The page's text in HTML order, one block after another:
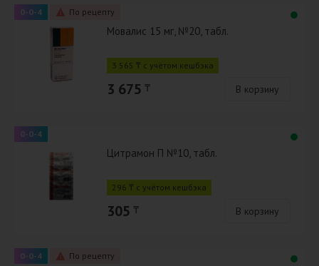
0-0-4 По рецепту
Мовалис 15 мг, №20, табл.
3 565 ₸ с учётом кешбэка
3 675 ₸ В корзину
0-0-4
Цитрамон П №10, табл.
296 ₸ с учётом кешбэка
305 ₸ В корзину
0-0-4 По рецепту